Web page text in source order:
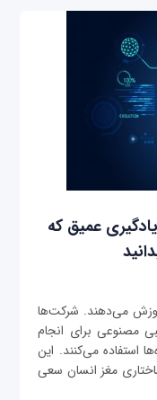
یادگیری عمیق که
می‌دهند. شرکت‌ها
مصنوعی برای انجام
استفاده می‌کنند. این
مغز انسان سعی